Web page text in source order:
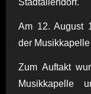
Am 12. August
der
Zum Auftakt
Musikkapelle